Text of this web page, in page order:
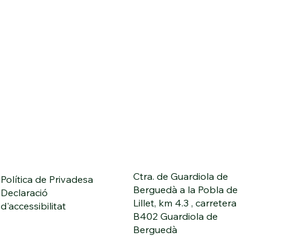
Política de Privadesa
Declaració
d'accessibilitat
Ctra. de Guardiola de
Berguedà a la Pobla de
Lillet, km 4.3 , carretera
B402 Guardiola de
Berguedà